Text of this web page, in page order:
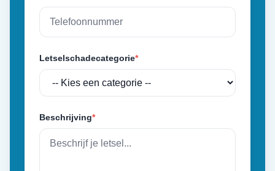
Letselschadecategorie*
Beschrijving*